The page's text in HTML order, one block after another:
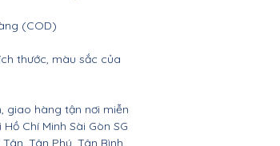
(COD)
thước, màu sắc của
giao hàng tận nơi miễn
Chí Minh Sài Gòn SG
Tân, Tân Phú, Tân Bình,